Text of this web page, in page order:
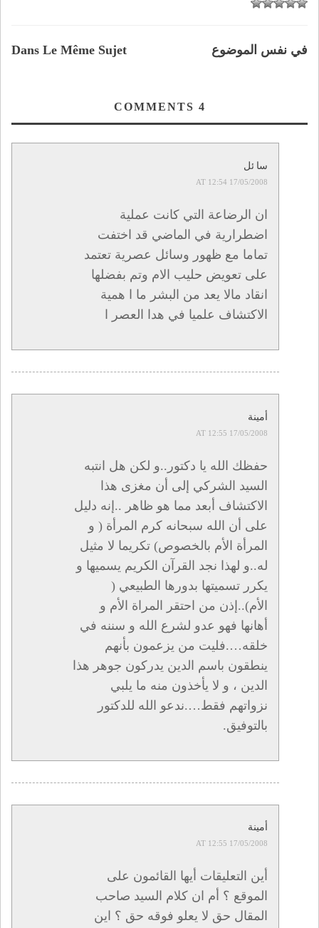
Dans Le Même Sujet في نفس الموضوع
4
سا ئل
17/05/2008 AT 12:54
ان الرضاعة التي كانت عملية
اضطرارية في الماضي قد اختفت
تماما مع ظهور وسائل عصرية تعتمد
على تعويض حليب الام وتم بفضلها
انقاد مالا يعد من البشر ما ا همية
الاكتشاف علميا في هدا العصر ا
أمينة
17/05/2008 AT 12:55
حفظك الله يا دكتور..و لكن هل انتبه
السيد الشركي إلى أن مغزى هذا
الاكتشاف أبعد مما هو ظاهر ..إنه دليل
على أن الله سبحانه كرم المرأة ( و
المرأة الأم بالخصوص) تكريما لا مثيل
له..و لهذا نجد القرآن الكريم يسميها و
يكرر تسميتها بدورها الطبيعي (
الأم)..إذن من احتقر المراة الأم و
أهانها فهو عدو لشرع الله و سننه في
خلقه….فليت من يزعمون بأنهم
ينطقون باسم الدين يدركون جوهر هذا
الدين ، و لا يأخذون منه ما يلبي
نزواتهم فقط….ندعو الله للدكتور
بالتوفيق.
أمينة
17/05/2008 AT 12:55
أين التعليقات أيها القائمون على
الموقع ؟ أم ان كلام السيد صاحب
المقال حق لا يعلو فوقه حق ؟ اين